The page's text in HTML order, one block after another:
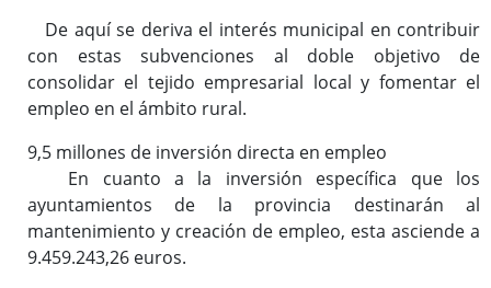
De aquí se deriva el interés municipal en contribuir
con estas subvenciones al doble objetivo de
consolidar el tejido empresarial local y fomentar el
empleo en el ámbito rural.
9,5 millones de inversión directa en empleo
En cuanto a la inversión específica que los
ayuntamientos de la provincia destinarán al
mantenimiento y creación de empleo, esta asciende a
9.459.243,26 euros.